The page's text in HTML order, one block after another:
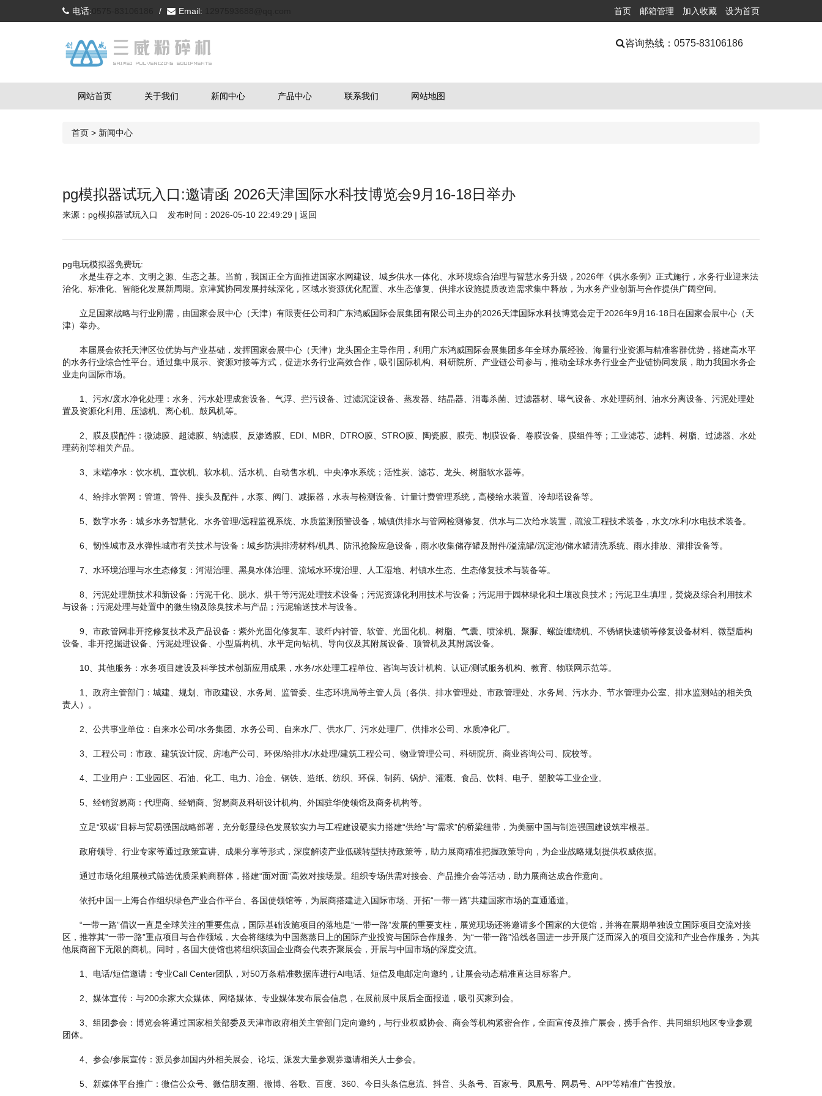
电话: / Email: 首页 邮箱管理 加入收藏 设为首页
咨询热线： 0575-83106186
网站首页 关于我们 新闻中心 产品中心 联系我们 网站地图
首页 > 新闻中心
pg模拟器试玩入口:邀请函 2026天津国际水科技博览会9月16-18日举办
来源： pg模拟器试玩入口 发布时间：2026-05-10 22:49:29 | 返回
pg电玩模拟器免费玩:
水是生存之本、文明之源、生态之基。当前，我国正全方面推进国家水网建设、城乡供水一体化、水环境综合治理与智慧水务升级，2026年《供水条例》正式施行，水务行业迎来法
治化、标准化、智能化发展新周期。京津冀协同发展持续深化，区域水资源优化配置、水生态修复、供排水设施提质改造需求集中释放，为水务产业创新与合作提供广阔空间。
立足国家战略与行业刚需，由国家会展中心（天津）有限责任公司和广东鸿威国际会展集团有限公司主办的2026天津国际水科技博览会定于2026年9月16-18日在国家会展中心（天
津）举办。
本届展会依托天津区位优势与产业基础，发挥国家会展中心（天津）龙头国企主导作用，利用广东鸿威国际会展集团多年全球办展经验、海量行业资源与精准客群优势，搭建高水平
的水务行业综合性平台。通过集中展示、资源对接等方式，促进水务行业高效合作，吸引国际机构、科研院所、产业链公司参与，推动全球水务行业全产业链协同发展，助力我国水务企
业走向国际市场。
1、污水/废水净化处理：水务、污水处理成套设备、气浮、拦污设备、过滤沉淀设备、蒸发器、结晶器、消毒杀菌、过滤器材、曝气设备、水处理药剂、油水分离设备、污泥处理处
置及资源化利用、压滤机、离心机、鼓风机等。
2、膜及膜配件：微滤膜、超滤膜、纳滤膜、反渗透膜、EDI、MBR、DTRO膜、STRO膜、陶瓷膜、膜壳、制膜设备、卷膜设备、膜组件等；工业滤芯、滤料、树脂、过滤器、水处
理药剂等相关产品。
3、末端净水：饮水机、直饮机、软水机、活水机、自动售水机、中央净水系统；活性炭、滤芯、龙头、树脂软水器等。
4、给排水管网：管道、管件、接头及配件，水泵、阀门、减振器，水表与检测设备、计量计费管理系统，高楼给水装置、冷却塔设备等。
5、数字水务：城乡水务智慧化、水务管理/远程监视系统、水质监测预警设备，城镇供排水与管网检测修复、供水与二次给水装置，疏浚工程技术装备，水文/水利/水电技术装备。
6、韧性城市及水弹性城市有关技术与设备：城乡防洪排涝材料/机具、防汛抢险应急设备，雨水收集储存罐及附件/溢流罐/沉淀池/储水罐清洗系统、雨水排放、灌排设备等。
7、水环境治理与水生态修复：河湖治理、黑臭水体治理、流域水环境治理、人工湿地、村镇水生态、生态修复技术与装备等。
8、污泥处理新技术和新设备：污泥干化、脱水、烘干等污泥处理技术设备；污泥资源化利用技术与设备；污泥用于园林绿化和土壤改良技术；污泥卫生填埋，焚烧及综合利用技术
与设备；污泥处理与处置中的微生物及除臭技术与产品；污泥输送技术与设备。
9、市政管网非开挖修复技术及产品设备：紫外光固化修复车、玻纤内衬管、软管、光固化机、树脂、气囊、喷涂机、聚脲、螺旋缠绕机、不锈钢快速锁等修复设备材料、微型盾构
设备、非开挖掘进设备、污泥处理设备、小型盾构机、水平定向钻机、导向仪及其附属设备、顶管机及其附属设备。
10、其他服务：水务项目建设及科学技术创新应用成果，水务/水处理工程单位、咨询与设计机构、认证/测试服务机构、教育、物联网示范等。
1、政府主管部门：城建、规划、市政建设、水务局、监管委、生态环境局等主管人员（各供、排水管理处、市政管理处、水务局、污水办、节水管理办公室、排水监测站的相关负
责人）。
2、公共事业单位：自来水公司/水务集团、水务公司、自来水厂、供水厂、污水处理厂、供排水公司、水质净化厂。
3、工程公司：市政、建筑设计院、房地产公司、环保/给排水/水处理/建筑工程公司、物业管理公司、科研院所、商业咨询公司、院校等。
4、工业用户：工业园区、石油、化工、电力、冶金、钢铁、造纸、纺织、环保、制药、锅炉、灌溉、食品、饮料、电子、塑胶等工业企业。
5、经销贸易商：代理商、经销商、贸易商及科研设计机构、外国驻华使领馆及商务机构等。
立足“双碳”目标与贸易强国战略部署，充分彰显绿色发展软实力与工程建设硬实力搭建“供给”与“需求”的桥梁纽带，为美丽中国与制造强国建设筑牢根基。
政府领导、行业专家等通过政策宣讲、成果分享等形式，深度解读产业低碳转型扶持政策等，助力展商精准把握政策导向，为企业战略规划提供权威依据。
通过市场化组展模式筛选优质采购商群体，搭建“面对面”高效对接场景。组织专场供需对接会、产品推介会等活动，助力展商达成合作意向。
依托中国一上海合作组织绿色产业合作平台、各国使领馆等，为展商搭建进入国际市场、开拓“一带一路”共建国家市场的直通通道。
“一带一路”倡议一直是全球关注的重要焦点，国际基础设施项目的落地是“一带一路”发展的重要支柱，展览现场还将邀请多个国家的大使馆，并将在展期单独设立国际项目交流对接
区，推荐其“一带一路”重点项目与合作领域，大会将继续为中国蒸蒸日上的国际产业投资与国际合作服务、为“一带一路”沿线各国进一步开展广泛而深入的项目交流和产业合作服务，为其
他展商留下无限的商机。同时，各国大使馆也将组织该国企业商会代表齐聚展会，开展与中国市场的深度交流。
1、电话/短信邀请：专业Call Center团队，对50万条精准数据库进行AI电话、短信及电邮定向邀约，让展会动态精准直达目标客户。
2、媒体宣传：与200余家大众媒体、网络媒体、专业媒体发布展会信息，在展前展中展后全面报道，吸引买家到会。
3、组团参会：博览会将通过国家相关部委及天津市政府相关主管部门定向邀约，与行业权威协会、商会等机构紧密合作，全面宣传及推广展会，携手合作、共同组织地区专业参观
团体。
4、参会/参展宣传：派员参加国内外相关展会、论坛、派发大量参观券邀请相关人士参会。
5、新媒体平台推广：微信公众号、微信朋友圈、微博、谷歌、百度、360、今日头条信息流、抖音、头条号、百家号、凤凰号、网易号、APP等精准广告投放。